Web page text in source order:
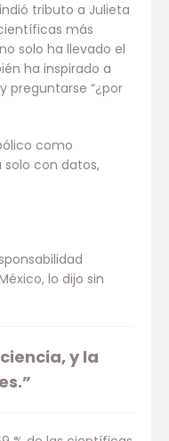
tributo a Julieta
más
solo ha llevado el
ha inspirado a
preguntarse “¿por
como
solo con datos,
lo dijo sin
y la